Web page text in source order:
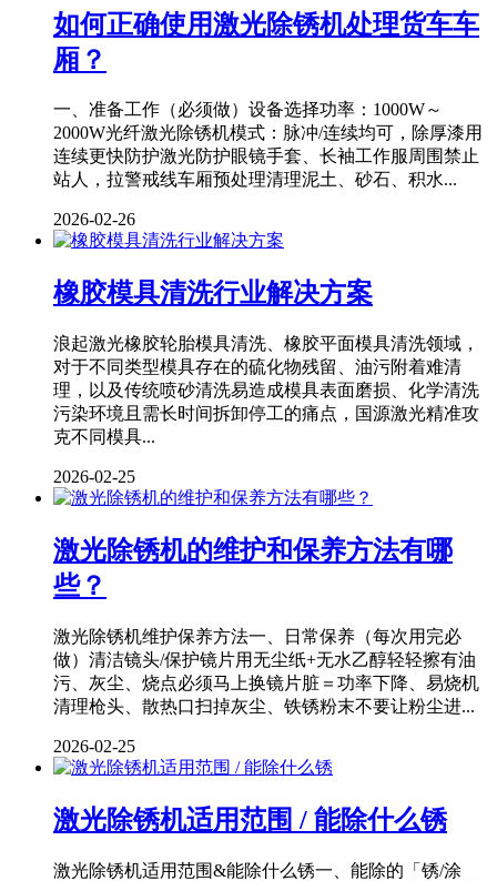
如何正确使用激光除锈机处理货车车
厢？
一、准备工作（必须做）设备选择功率：1000W～
2000W光纤激光除锈机模式：脉冲/连续均可，除厚漆用
连续更快防护激光防护眼镜手套、长袖工作服周围禁止
站人，拉警戒线车厢预处理清理泥土、砂石、积水...
2026-02-26
橡胶模具清洗行业解决方案
浪起激光橡胶轮胎模具清洗、橡胶平面模具清洗领域，
对于不同类型模具存在的硫化物残留、油污附着难清
理，以及传统喷砂清洗易造成模具表面磨损、化学清洗
污染环境且需长时间拆卸停工的痛点，国源激光精准攻
克不同模具...
2026-02-25
激光除锈机的维护和保养方法有哪
些？
激光除锈机维护保养方法一、日常保养（每次用完必
做）清洁镜头/保护镜片用无尘纸+无水乙醇轻轻擦有油
污、灰尘、烧点必须马上换镜片脏＝功率下降、易烧机
清理枪头、散热口扫掉灰尘、铁锈粉末不要让粉尘进...
2026-02-25
激光除锈机适用范围 / 能除什么锈
激光除锈机适用范围&能除什么锈一、能除的「锈/涂